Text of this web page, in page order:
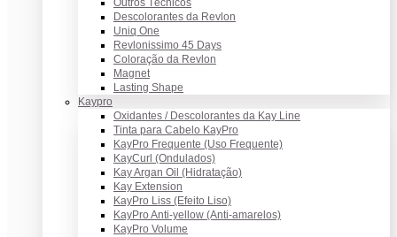
Outros Técnicos
Descolorantes da Revlon
Uniq One
Revlonissimo 45 Days
Coloração da Revlon
Magnet
Lasting Shape
Kaypro
Oxidantes / Descolorantes da Kay Line
Tinta para Cabelo KayPro
KayPro Frequente (Uso Frequente)
KayCurl (Ondulados)
Kay Argan Oil (Hidratação)
Kay Extension
KayPro Liss (Efeito Liso)
KayPro Anti-yellow (Anti-amarelos)
KayPro Volume